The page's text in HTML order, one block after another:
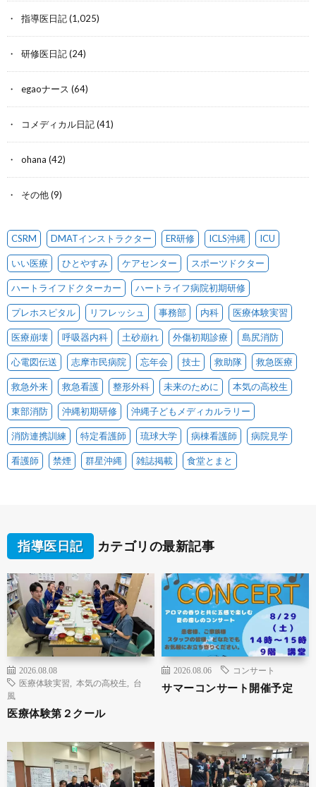
指導医日記(1,025)
研修医日記(24)
egaoナース (64)
コメディカル日記(41)
ohana (42)
その他(9)
CSRM DMATインストラクター ER研修 ICLS沖縄 ICU
いい医療 ひとやすみ ケアセンター スポーツドクター
ハートライフドクターカー ハートライフ病院初期研修
プレホスピタル リフレッシュ 事務部 内科 医療体験実習
医療崩壊 呼吸器内科 土砂崩れ 外傷初期診療 島尻消防
心電図伝送 志摩市民病院 忘年会 技士 救助隊 救急医療
救急外来 救急看護 整形外科 未来のために 本気の高校生
東部消防 沖縄初期研修 沖縄子どもメディカルラリー
消防連携訓練 特定看護師 琉球大学 病棟看護師 病院見学
看護師 禁煙 群星沖縄 雑誌掲載 食堂とまと
指導医日記 カテゴリの最新記事
2026.08.08
医療体験実習
本気の高校生
台
風
医療体験第２クール
2026.08.06 コンサート
サマーコンサート開催予定